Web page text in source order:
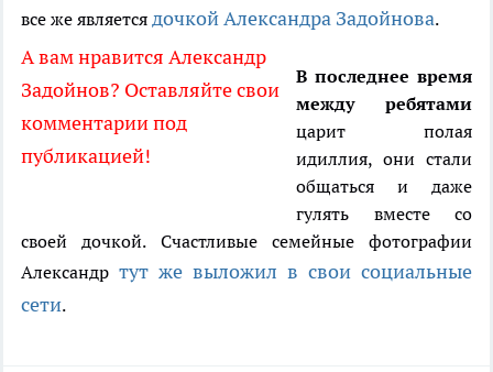
все же является дочкой Александра Задойнова.
А вам нравится Александр
Задойнов? Оставляйте свои
комментарии под
публикацией!
В последнее время
между ребятами
царит полая
идиллия, они стали
общаться и даже
гулять вместе со
своей дочкой. Счастливые семейные фотографии
Александр тут же выложил в свои социальные
сети.